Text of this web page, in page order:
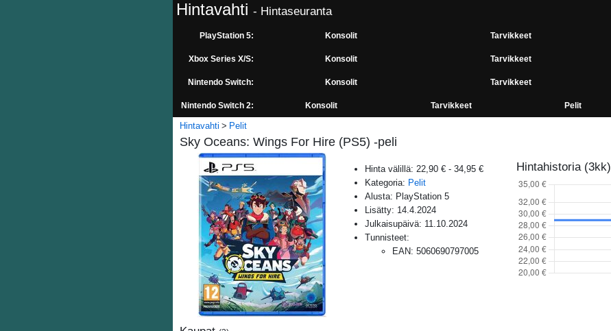
Hintavahti - Hintaseuranta
PlayStation 5: Konsolit Tarvikkeet
Xbox Series X/S: Konsolit Tarvikkeet
Nintendo Switch: Konsolit Tarvikkeet
Nintendo Switch 2: Konsolit Tarvikkeet Pelit
Hintavahti Pelit
Sky Oceans: Wings For Hire (PS5) -peli
Hinta välillä: 22,90 € - 34,95 €
Kategoria: Pelit
Alusta: PlayStation 5
Lisätty: 14.4.2024
Julkaisupäivä: 11.10.2024
Tunnisteet:
EAN: 5060690797005
Hintahistoria (3kk)